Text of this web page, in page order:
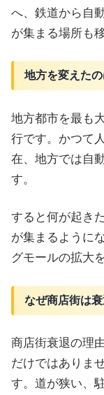
へ、鉄道から自
が集まる場所も
地方を変えた
地方都市を最も
行です。かつて
在、地方では自
す。
すると何が起き
が集まるように
グモールの拡大
なぜ商店街は
商店街衰退の理
だけではありま
す。道が狭い、